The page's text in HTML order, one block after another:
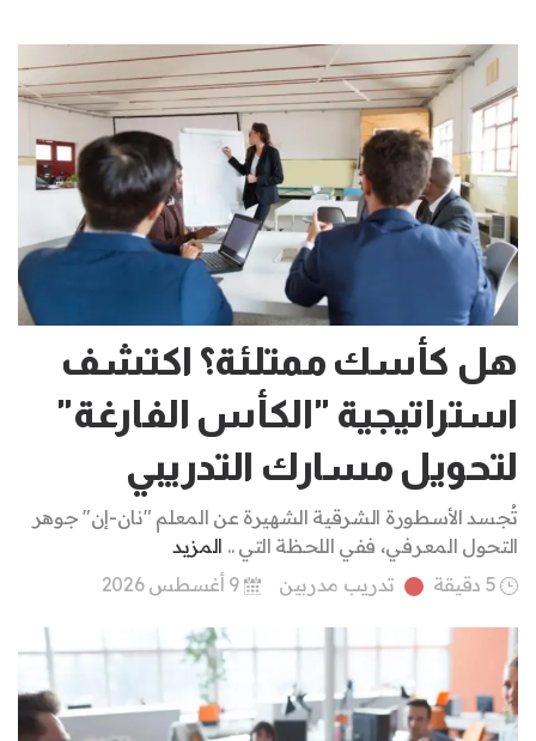
هل كأسك ممتلئة؟ اكتشف
استراتيجية "الكأس الفارغة"
لتحويل مسارك التدريبي
تُجسد الأسطورة الشرقية الشهيرة عن المعلم "نان-إن" جوهر
التحول المعرفي، ففي اللحظة التي .. المزيد
5 دقيقة
تدريب مدربين 9 أغسطس 2026